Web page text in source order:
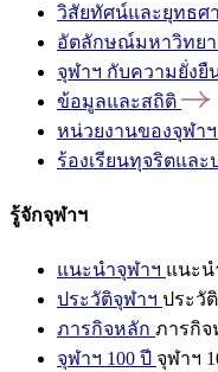
วิสัยทัศน์และยุทธศ
อัตลักษณ์มหาวิทยา
จุฬาฯ กับความยั่งยื
ข้อมูลและสถิติ
หน่วยงานของจุฬาฯ
ร้องเรียนทุจริตแล
รู้จักจุฬาฯ
แนะนำจุฬาฯ แนะน
ประวัติจุฬาฯ ประวั
ภารกิจหลัก ภารกิจ
จุฬาฯ 100 ปี จุฬาฯ